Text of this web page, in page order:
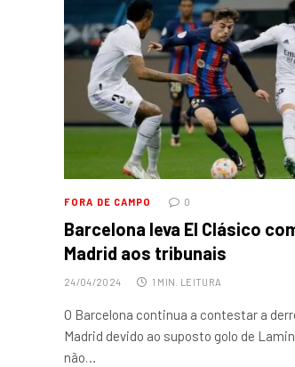
FORA DE CAMPO 0
Barcelona leva El Clásico
Madrid aos tribunais
24/04/2024 1 MIN. LEITURA
O Barcelona continua a contestar a
Madrid devido ao suposto golo de
não…